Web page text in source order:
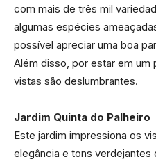
com mais de três mil
algumas espécies
possível apreciar uma boa
Além disso, por estar em um
vistas são deslumbrantes.
Jardim Quinta do Palheiro
Este jardim impressiona os
elegância e tons verdejantes